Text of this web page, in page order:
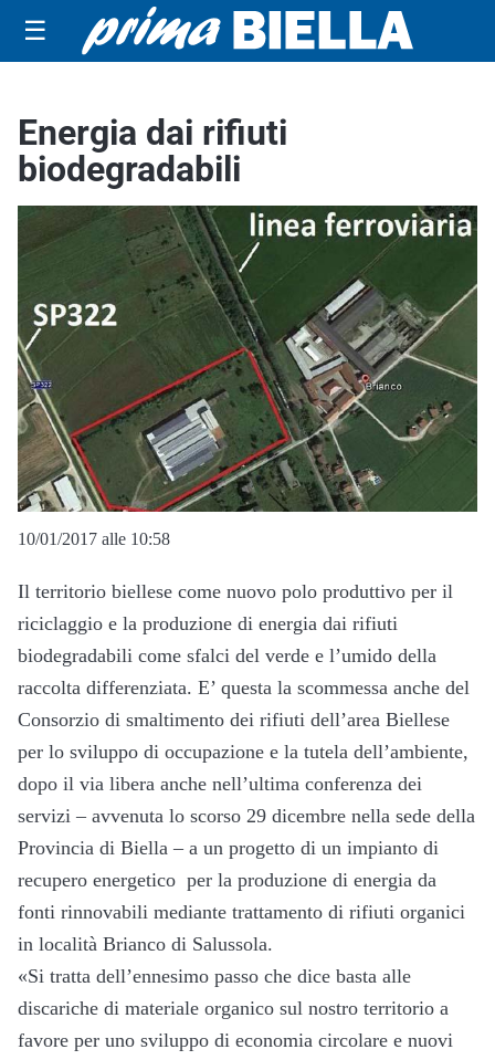
☰
Energia dai rifiuti
biodegradabili
10/01/2017 alle 10:58
Il territorio biellese come nuovo polo produttivo per il
riciclaggio e la produzione di energia dai rifiuti
biodegradabili come sfalci del verde e l’umido della
raccolta differenziata. E’ questa la scommessa anche del
Consorzio di smaltimento dei rifiuti dell’area Biellese
per lo sviluppo di occupazione e la tutela dell’ambiente,
dopo il via libera anche nell’ultima conferenza dei
servizi – avvenuta lo scorso 29 dicembre nella sede della
Provincia di Biella – a un progetto di un impianto di
recupero energetico per la produzione di energia da
fonti rinnovabili mediante trattamento di rifiuti organici
in località Brianco di Salussola.
«Si tratta dell’ennesimo passo che dice basta alle
discariche di materiale organico sul nostro territorio a
favore per uno sviluppo di economia circolare e nuovi